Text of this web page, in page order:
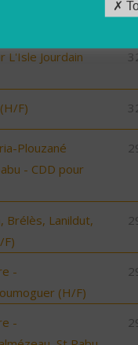
(H/F)
L'Isle Jourdain
F)
Plouzané
- CDD pour
Brélès, Lanildut,
F)
-
(H/F)
-